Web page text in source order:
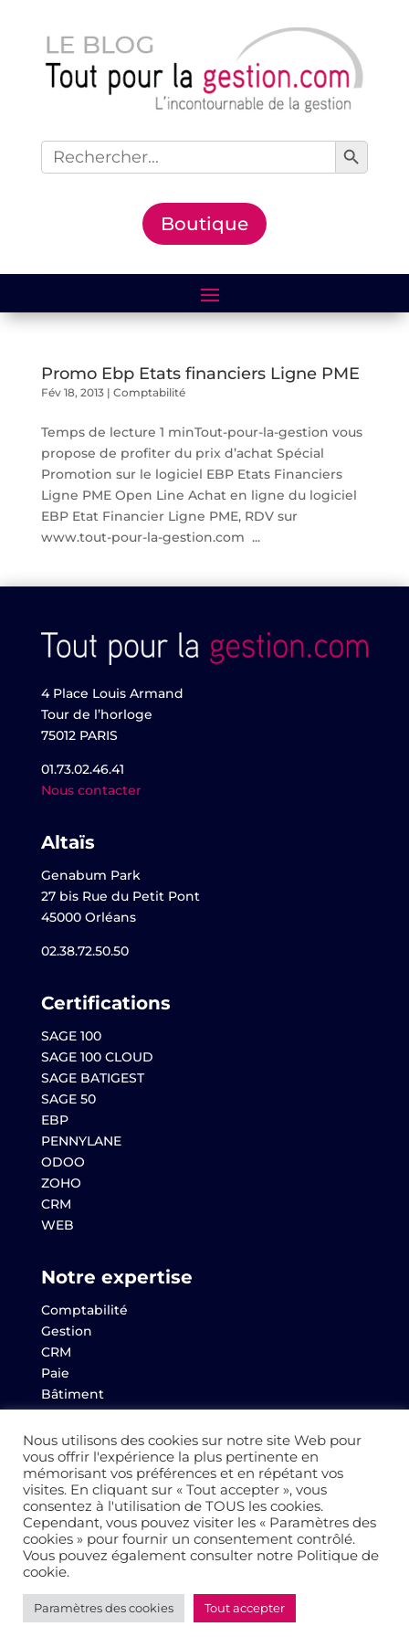
Search
for:
Search Button
Boutique
Promo Ebp Etats financiers Ligne PME
Fév 18, 2013| Comptabilité
Temps de lecture 1 minTout-pour-la-gestion vous
propose de profiter du prix d’achat Spécial
Promotion sur le logiciel EBP Etats Financiers
Ligne PME Open Line Achat en ligne du logiciel
EBP Etat Financier Ligne PME, RDV sur
www.tout-pour-la-gestion.com ...
4 Place Louis Armand
Tour de l’horloge
75012 PARIS
01.73.02.46.41
Nous contacter
Altaïs
Genabum Park
27 bis Rue du Petit Pont
45000 Orléans
02.38.72.50.50
Certifications
SAGE 100
SAGE 100 CLOUD
SAGE BATIGEST
SAGE 50
EBP
PENNYLANE
ODOO
ZOHO
CRM
WEB
Notre expertise
Comptabilité
Gestion
CRM
Paie
Bâtiment
Websem
Archives
© 2022 Altaïs
Mentions légales–Politique de Confidentialité–
Nous utilisons des cookies sur notre site Web pour
vous offrir l'expérience la plus pertinente en
mémorisant vos préférences et en répétant vos
visites. En cliquant sur « Tout accepter », vous
consentez à l'utilisation de TOUS les cookies.
Cependant, vous pouvez visiter les « Paramètres des
cookies » pour fournir un consentement contrôlé.
Vous pouvez également consulter notre Politique de
cookie.
Paramètres des cookies Tout accepter